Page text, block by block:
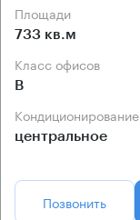
Площади
733 кв.м
Класс офисов
B
Кондиционирование
центральное
Позвонить